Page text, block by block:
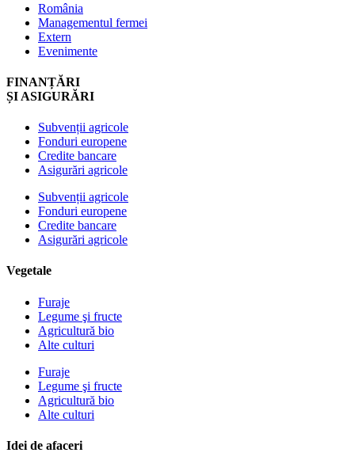
România
Managementul fermei
Extern
Evenimente
FINANȚĂRI
ȘI ASIGURĂRI
Subvenții agricole
Fonduri europene
Credite bancare
Asigurări agricole
Subvenții agricole
Fonduri europene
Credite bancare
Asigurări agricole
Vegetale
Furaje
Legume şi fructe
Agricultură bio
Alte culturi
Furaje
Legume şi fructe
Agricultură bio
Alte culturi
Idei de afaceri